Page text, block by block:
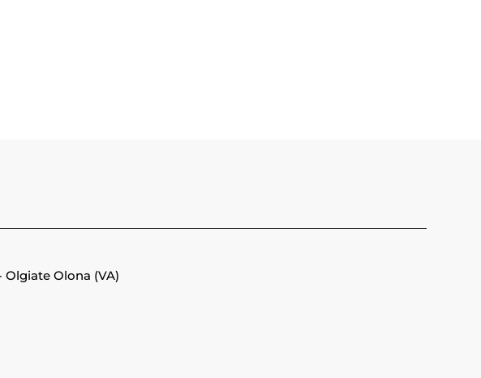
Olgiate Olona (VA)